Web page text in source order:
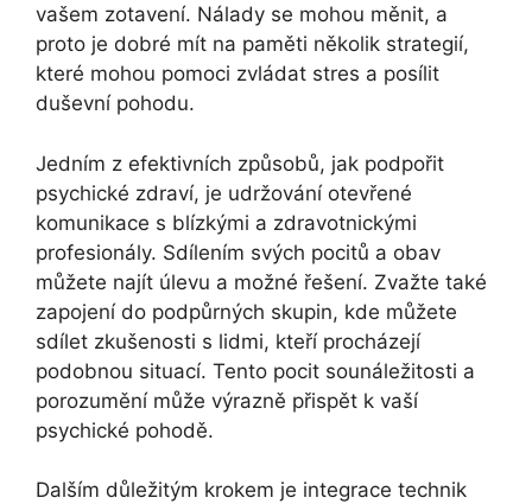
vašem zotavení. Nálady se mohou měnit, a
proto je dobré mít na paměti několik strategií,
které mohou pomoci zvládat stres a posílit
duševní pohodu.
Jedním z efektivních způsobů, jak podpořit
psychické zdraví, je udržování otevřené
komunikace s blízkými a zdravotnickými
profesionály. Sdílením svých pocitů a obav
můžete najít úlevu a možné řešení. Zvažte také
zapojení do podpůrných skupin, kde můžete
sdílet zkušenosti s lidmi, kteří procházejí
podobnou situací. Tento pocit sounáležitosti a
porozumění může výrazně přispět k vaší
psychické pohodě.
Dalším důležitým krokem je integrace technik